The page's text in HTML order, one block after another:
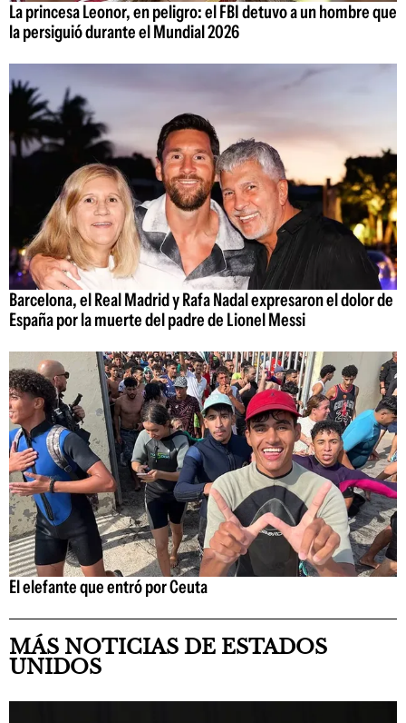
La princesa Leonor, en peligro: el FBI detuvo a un hombre que
la persiguió durante el Mundial 2026
Barcelona, el Real Madrid y Rafa Nadal expresaron el dolor de
España por la muerte del padre de Lionel Messi
El elefante que entró por Ceuta
MÁS NOTICIAS DE ESTADOS
UNIDOS